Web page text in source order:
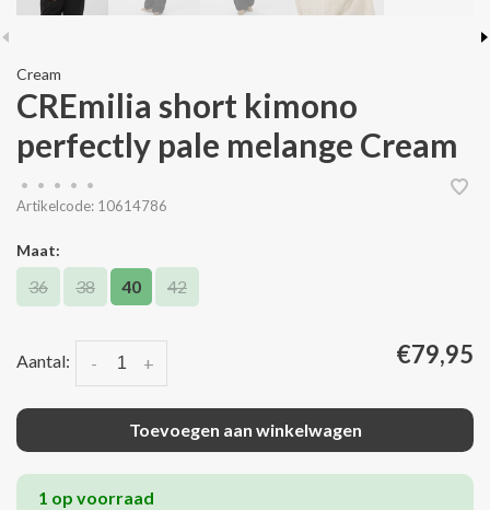
Cream
CREmilia short kimono
perfectly pale melange Cream
• • • •
•
Artikelcode: 10614786
Maat:
36 38 40 42
Aantal: +
- €79,95
Toevoegen aan winkelwagen
1 op voorraad